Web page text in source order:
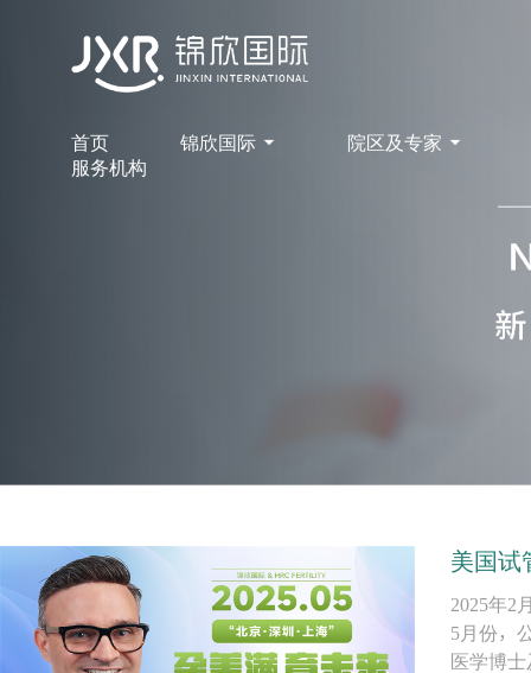
首页 锦欣国际
院区及专家
服务机构
美国试
2025年2
5月份，
医学博